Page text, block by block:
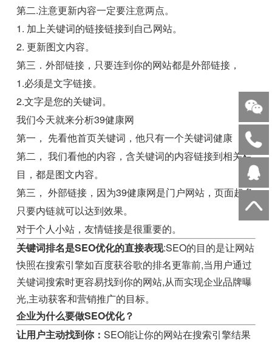
第二.注意更新内容一定要注意两点。
1. 加上关键词的链接链接到自己网站。
2. 更新图文内容。
第三．外部链接，只要连到你的网站都是外部链接，
1.必须是文字链接。
2.文字是您的关键词。
我们今天就来分析39健康网
第一， 先看他首页关键词，他只有一个关键词健康
第二， 我们看他的内容，含关键词的内容链接到相关栏
目，都是图文内容。
第三， 外部链接，因为39健康网是门户网站，页面超多
只要内链就可以达到效果。
对于个人小站，友情链接是很重要的。
关键词排名是SEO优化的直接表现:SEO的目的是让网站
快照在搜索引擎如百度获谷歌的排名更靠前,当用户通过
关键词搜索时更容易找到你的网站,从而实现企业品牌曝
光,主动获客和营销推广的目标。
企业为什么要做SEO优化？
让用户主动找到你：SEO能让你的网站在搜索引擎结果